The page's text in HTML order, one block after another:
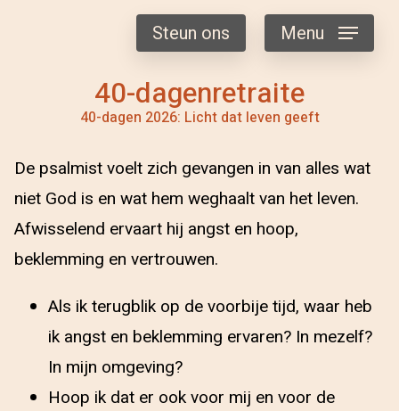
40-dagenretraite
40-dagen 2026: Licht dat leven geeft
Steun ons Menu
De psalmist voelt zich gevangen in van alles wat
niet God is en wat hem weghaalt van het leven.
Afwisselend ervaart hij angst en hoop,
beklemming en vertrouwen.
Als ik terugblik op de voorbije tijd, waar heb
ik angst en beklemming ervaren? In mezelf?
In mijn omgeving?
Hoop ik dat er ook voor mij en voor de